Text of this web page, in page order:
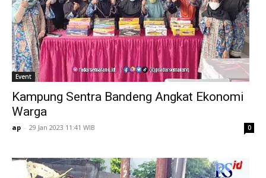
Event
Kampung Sentra Bandeng Angkat Ekonomi
Warga
ap - 29 Jan 2023 11:41 WIB 0